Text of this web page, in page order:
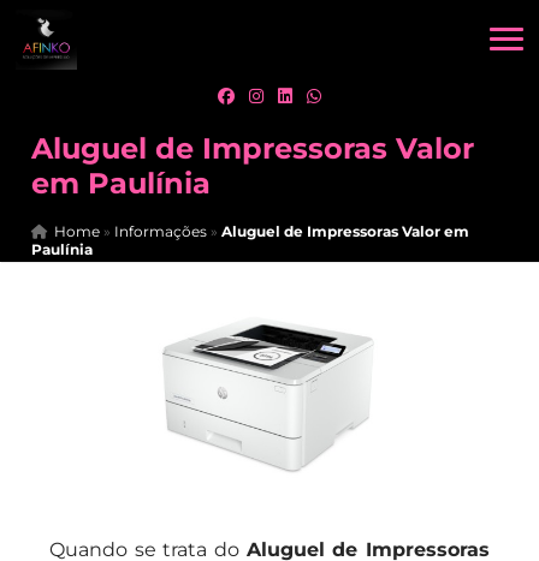
Aluguel de Impressoras Valor
em Paulínia
Home » Informações »Aluguel de Impressoras Valor em
Paulínia
Quando se trata do Aluguel de Impressoras